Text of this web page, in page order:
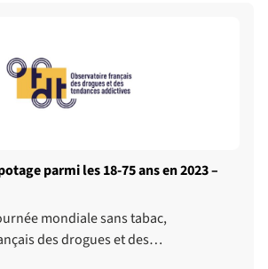
parmi les 18-75 ans en 2023 –
mondiale sans tabac,
des drogues et des…